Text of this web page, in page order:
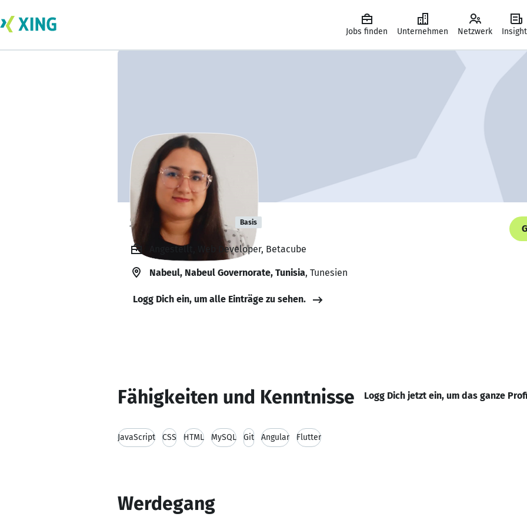
Jobs finden Unternehmen Netzwerk
Sarra Bouzazi Basis
Angestellt, Web Developer, Betacube
Nabeul, Nabeul Governorate, Tunisia, Tunesien
Logg Dich ein, um alle Einträge zu sehen.
Fähigkeiten und Kenntnisse Logg Dich jetzt ein, um das ganze
JavaScript CSS HTML MySQL Git Angular Flutter
Werdegang